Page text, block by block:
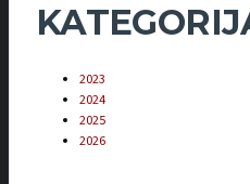
2023
2024
2025
2026